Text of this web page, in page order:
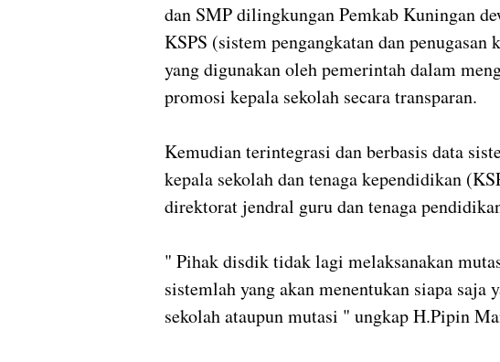
dan SMP dilingkungan Pemkab Kuningan
KSPS (sistem pengangkatan dan
yang digunakan oleh pemerintah dalam
promosi kepala sekolah secara transparan.
Kemudian terintegrasi dan berbasis data
kepala sekolah dan tenaga kependidikan
direktorat jendral guru dan tenaga
" Pihak disdik tidak lagi melaksanakan
sistemlah yang akan menentukan siapa saja
sekolah ataupun mutasi " ungkap H.Pipin